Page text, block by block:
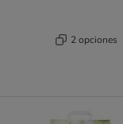
2 opciones